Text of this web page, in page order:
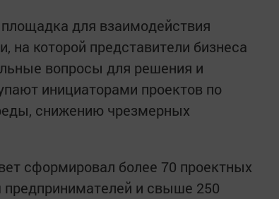
для взаимодействия
на которой представители бизнеса
вопросы для решения и
инициаторами проектов по
снижению чрезмерных
сформировал более 70 проектных
предпринимателей и свыше 250